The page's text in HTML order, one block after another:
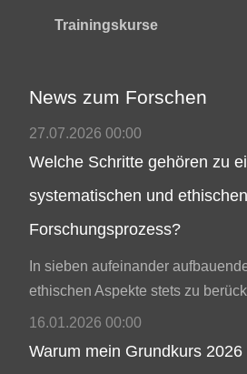
Trainingskurse
News zum Forschen
27.07.2026 00:00
Welche Schritte gehören zu
systematischen und ethischen
Forschungsprozess?
In sieben aufeinander
ethischen Aspekte stets zu
16.01.2026 00:00
Warum mein Grundkurs